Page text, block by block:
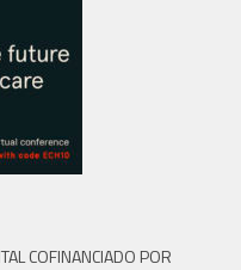
COFINANCIADO POR